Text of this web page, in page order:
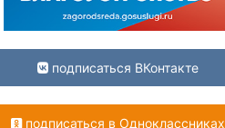
подписаться ВКонтакте
подписаться в Одноклассниках